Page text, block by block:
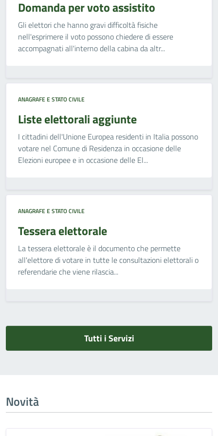
Domanda per voto assistito
Gli elettori che hanno gravi difficoltà fisiche
nell'esprimere il voto possono chiedere di essere
accompagnati all'interno della cabina da altr...
ANAGRAFE E STATO CIVILE
Liste elettorali aggiunte
I cittadini dell'Unione Europea residenti in Italia possono
votare nel Comune di Residenza in occasione delle
Elezioni europee e in occasione delle El...
ANAGRAFE E STATO CIVILE
Tessera elettorale
La tessera elettorale è il documento che permette
all'elettore di votare in tutte le consultazioni elettorali o
referendarie che viene rilascia...
Tutti i Servizi
Novità